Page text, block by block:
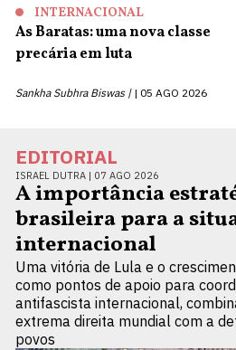
INTERNACIONAL
As Baratas: uma nova classe
precária em luta
Sankha Subhra Biswas | 05 AGO 2026
EDITORIAL
ISRAEL DUTRA | 07 AGO 2026
A importância
brasileira para a
internacional
Uma vitória de Lula e o
como pontos de apoio para
antifascista internacional,
extrema direita mundial com a
povos